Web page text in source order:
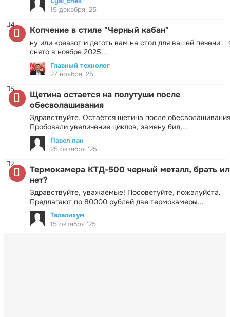
15 декабря '25
Копчение в стиле "Черный кабан"
ну или креазот и деготь вам на стол для вашей печени.
снято в ноябре 2025...
4
Главный технолог
27 ноября '25
Щетина остается на полутуши после
обесволашивания
Здравствуйте. Остаётся щетина после
Пробовали увеличение циклов, замену бил,...
5
Павел пан
25 октября '25
Термокамера КТД-500 черный металл, брать
нет?
Здравствуйте, уважаемые! Посоветуйте, пожалуйста.
Предлагают по 80000 рублей две термокамеры...
2
Талалихум
15 октября '25